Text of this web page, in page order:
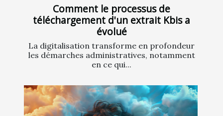
Comment le processus de
téléchargement d'un extrait Kbis a
évolué
La digitalisation transforme en profondeur
les démarches administratives, notamment
en ce qui...